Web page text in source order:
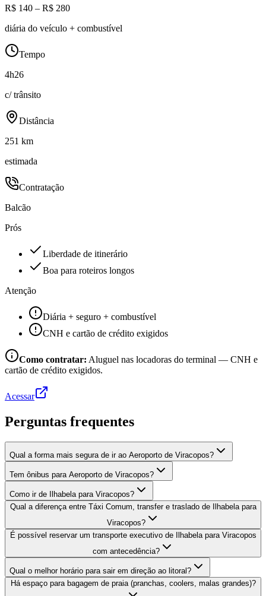
R$ 140 – R$ 280
diária do veículo + combustível
Tempo
4h26
c/ trânsito
Distância
251 km
estimada
Contratação
Balcão
Prós
Liberdade de itinerário
Boa para roteiros longos
Atenção
Diária + seguro + combustível
CNH e cartão de crédito exigidos
Como contratar: Aluguel nas locadoras do terminal — CNH e
cartão de crédito exigidos.
Acessar
Perguntas frequentes
Qual a forma mais segura de ir ao Aeroporto de Viracopos?
Tem ônibus para Aeroporto de Viracopos?
Como ir de Ilhabela para Viracopos?
Qual a diferença entre Táxi Comum, transfer e traslado de Ilhabela para
Viracopos?
É possível reservar um transporte executivo de Ilhabela para Viracopos
com antecedência?
Qual o melhor horário para sair em direção ao litoral?
Há espaço para bagagem de praia (pranchas, coolers, malas grandes)?